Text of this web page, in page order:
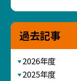
過去記事
2026年度
2025年度